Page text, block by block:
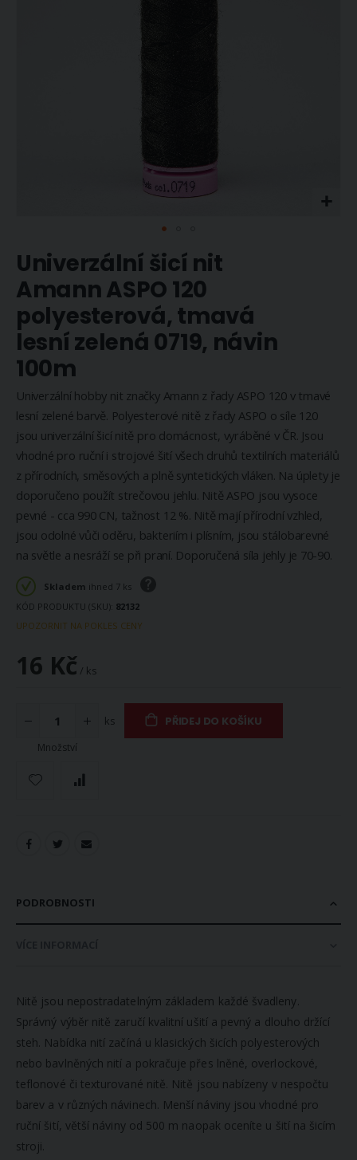
na
začátek
galerie
s
obrázky
Univerzální šicí nit
Amann ASPO 120
polyesterová, tmavá
lesní zelená 0719, návin
100m
Univerzální hobby nit značky Amann z řady ASPO 120 v tmavé
lesní zelené barvě. Polyesterové nitě z řady ASPO o síle 120
jsou univerzální šicí nitě pro domácnost, vyráběné v ČR. Jsou
vhodné pro ruční i strojové šití všech druhů textilních materiálů
z přírodních, směsových a plně syntetických vláken. Na úplety je
doporučeno použít strečovou jehlu. Nitě ASPO jsou vysoce
pevné - cca 990 CN, tažnost 12 %. Nitě mají přírodní vzhled,
jsou odolné vůči oděru, bakteriím i plísním, jsou stálobarevné
na světle a nesráží se při praní. Doporučená síla jehly je 70-90.
Skladem ihned 7 ks
KÓD PRODUKTU (SKU) 82132
UPOZORNIT NA POKLES CENY
16 Kč / ks
Množství
ks PŘIDEJ DO KOŠÍKU
PODROBNOSTI
Nitě jsou nepostradatelným základem každé švadleny.
Správný výběr nitě zaručí kvalitní ušití a pevný a dlouho držící
steh. Nabídka nití začíná u klasických šicích polyesterových
nebo bavlněných nití a pokračuje přes lněné, overlockové,
teflonové či texturované nitě. Nitě jsou nabízeny v nespočtu
barev a v různých návinech. Menší náviny jsou vhodné pro
ruční šití, větší náviny od 500 m naopak oceníte u šití na šicím
stroji.